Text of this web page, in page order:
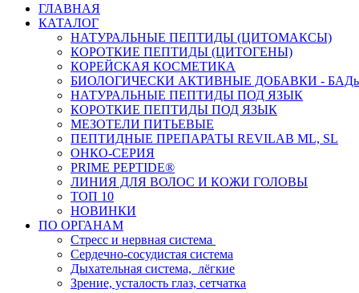
ГЛАВНАЯ
КАТАЛОГ
НАТУРАЛЬНЫЕ ПЕПТИДЫ (ЦИТОМАКСЫ)
КОРОТКИЕ ПЕПТИДЫ (ЦИТОГЕНЫ)
КОРЕЙСКАЯ КОСМЕТИКА
БИОЛОГИЧЕСКИ АКТИВНЫЕ ДОБАВКИ -
НАТУРАЛЬНЫЕ ПЕПТИДЫ ПОД ЯЗЫК
КОРОТКИЕ ПЕПТИДЫ ПОД ЯЗЫК
МЕЗОТЕЛИ ПИТЬЕВЫЕ
ПЕПТИДНЫЕ ПРЕПАРАТЫ REVILAB ML, SL
ОНКО-СЕРИЯ
PRIME PEPTIDE®
ЛИНИЯ ДЛЯ ВОЛОС И КОЖИ ГОЛОВЫ
ТОП 10
НОВИНКИ
ПО ОРГАНАМ
Стресс и нервная система
Сердечно-сосудистая система
Дыхательная система, лёгкие
Зрение, усталость глаз, сетчатка